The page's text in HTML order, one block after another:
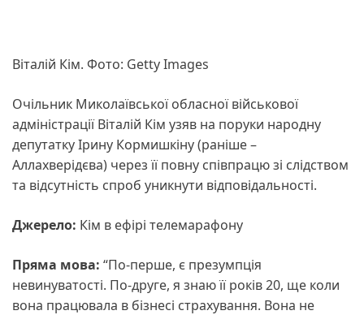
Віталій Кім. Фото: Getty Images
Очільник Миколаївської обласної військової
адміністрації Віталій Кім узяв на поруки народну
депутатку Ірину Кормишкіну (раніше –
Аллахверідєва) через її повну співпрацю зі слідством
та відсутність спроб уникнути відповідальності.
Джерело: Кім в ефірі телемарафону
Пряма мова: “По-перше, є презумпція
невинуватості. По-друге, я знаю її років 20, ще коли
вона працювала в бізнесі страхування. Вона не